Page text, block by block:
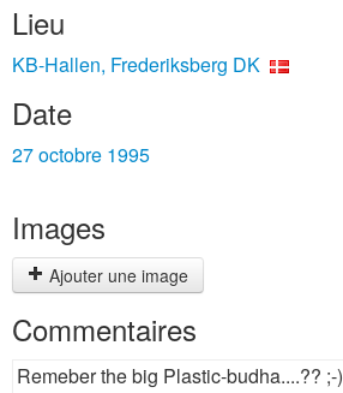
Lieu
KB-Hallen, Frederiksberg DK
Date
27 octobre 1995
Images
Ajouter une image
Commentaires
Remeber the big Plastic-budha....?? ;-)